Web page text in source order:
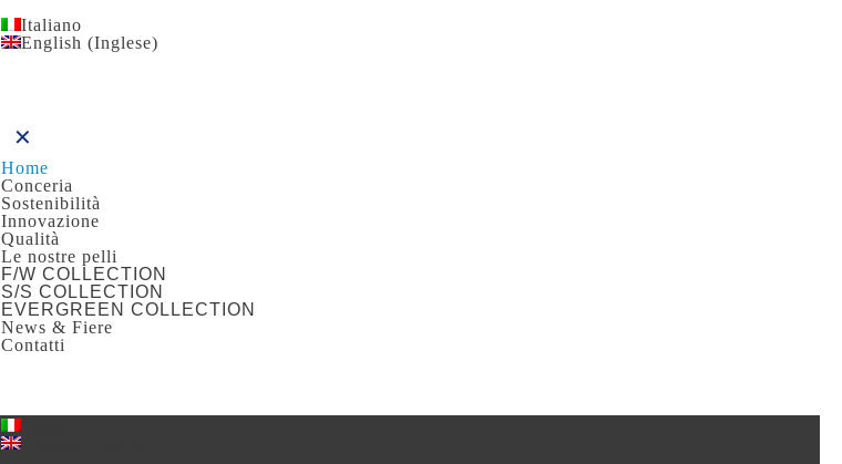
Italiano
English (Inglese)
✕
Home
Conceria
Sostenibilità
Innovazione
Qualità
Le nostre pelli
F/W COLLECTION
S/S COLLECTION
EVERGREEN COLLECTION
News & Fiere
Contatti